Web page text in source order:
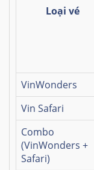
Loại vé
VinWonders
Vin Safari
Combo
(VinWonders +
Safari)